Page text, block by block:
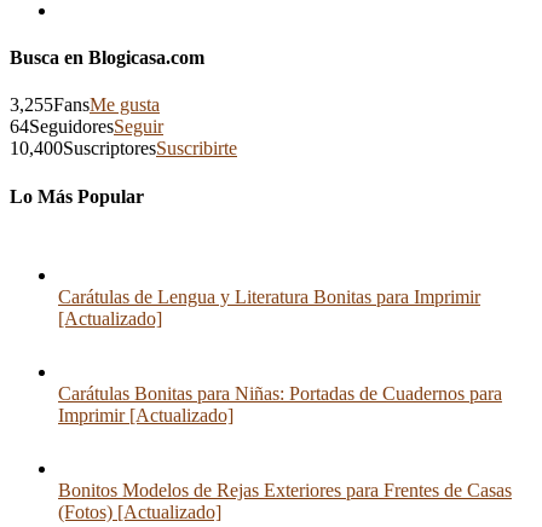
Busca en Blogicasa.com
3,255FansMe gusta
64SeguidoresSeguir
10,400SuscriptoresSuscribirte
Lo Más Popular
Carátulas de Lengua y Literatura Bonitas para Imprimir
[Actualizado]
Carátulas Bonitas para Niñas: Portadas de Cuadernos para
Imprimir [Actualizado]
Bonitos Modelos de Rejas Exteriores para Frentes de Casas
(Fotos) [Actualizado]